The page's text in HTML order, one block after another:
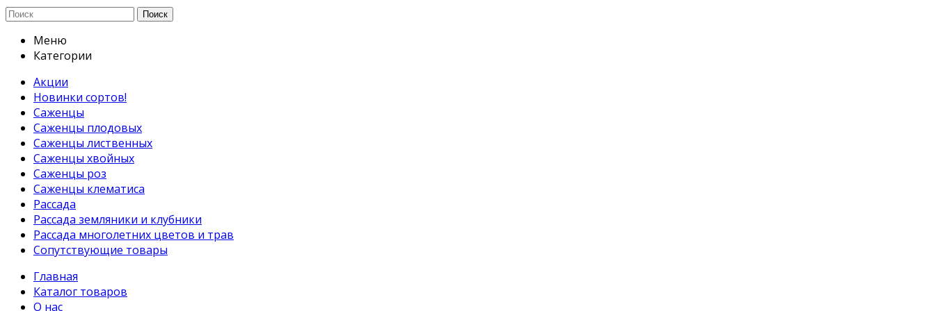
Поиск
Меню
Категории
Акции
Новинки сортов!
Саженцы
Саженцы плодовых
Саженцы лиственных
Саженцы хвойных
Саженцы роз
Саженцы клематиса
Рассада
Рассада земляники и клубники
Рассада многолетних цветов и трав
Сопутствующие товары
Главная
Каталог товаров
О нас